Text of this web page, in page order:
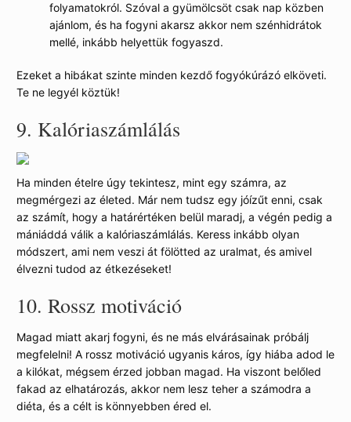
folyamatokról. Szóval a gyümölcsöt csak nap közben
ajánlom, és ha fogyni akarsz akkor nem szénhidrátok
mellé, inkább helyettük fogyaszd.
Ezeket a hibákat szinte minden kezdő fogyókúrázó elköveti.
Te ne legyél köztük!
9. Kalóriaszámlálás
Ha minden ételre úgy tekintesz, mint egy számra, az
megmérgezi az életed. Már nem tudsz egy jóízűt enni, csak
az számít, hogy a határértéken belül maradj, a végén pedig a
mániáddá válik a kalóriaszámlálás. Keress inkább olyan
módszert, ami nem veszi át fölötted az uralmat, és amivel
élvezni tudod az étkezéseket!
10. Rossz motiváció
Magad miatt akarj fogyni, és ne más elvárásainak próbálj
megfelelni! A rossz motiváció ugyanis káros, így hiába adod le
a kilókat, mégsem érzed jobban magad. Ha viszont belőled
fakad az elhatározás, akkor nem lesz teher a számodra a
diéta, és a célt is könnyebben éred el.